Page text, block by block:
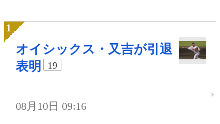
オイシックス・又吉が引退
表明
19
08月10日 09:16